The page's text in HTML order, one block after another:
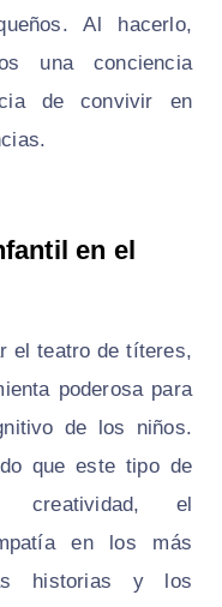
Al hacerlo,
una conciencia
de convivir en
en el
el teatro de títeres,
poderosa para
de los niños.
que este tipo de
creatividad, el
en los más
historias y los